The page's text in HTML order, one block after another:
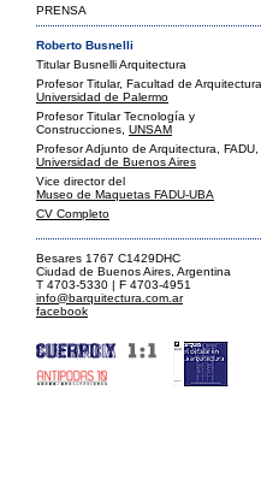
PRENSA
Roberto Busnelli
Titular Busnelli Arquitectura
Profesor Titular, Facultad de Arquitectura,
Universidad de Palermo
Profesor Titular Tecnología y
Construcciones, UNSAM
Profesor Adjunto de Arquitectura, FADU,
Universidad de Buenos Aires
Vice director del
Museo de Maquetas FADU-UBA
CV Completo
Besares 1767 C1429DHC
Ciudad de Buenos Aires, Argentina
T 4703-5330 | F 4703-4951
info@barquitectura.com.ar
facebook